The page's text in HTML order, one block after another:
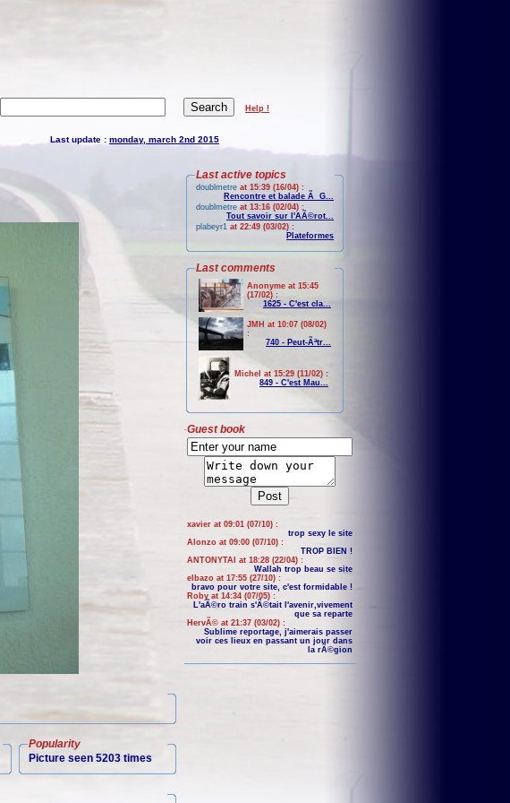
Help !
Last update : monday, march 2nd 2015
Popularity
Picture seen 5203 times
Last active topics
doublmetre at 15:39 (16/04) :
Rencontre et balade Ã G...
doublmetre at 13:16 (02/04) :
Tout savoir sur l'AÃ©rot...
plabeyr1 at 22:49 (03/02) :
Plateformes
Last comments
Anonyme at 15:45
(17/02) :
1625 - C'est cla...
JMH at 10:07 (08/02)
:
740 - Peut-Ãªtr...
Michel at 15:29 (11/02) :
849 - C'est Mau...
Guest book
xavier at 09:01 (07/10) :
trop sexy le site
Alonzo at 09:00 (07/10) :
TROP BIEN !
ANTONYTAI at 18:28 (22/04) :
Wallah trop beau se site
elbazo at 17:55 (27/10) :
bravo pour votre site, c'est formidable !
Roby at 14:34 (07/05) :
L'aÃ©ro train s'Ã©tait l'avenir,vivement
que sa reparte
HervÃ© at 21:37 (03/02) :
Sublime reportage, j'aimerais passer
voir ces lieux en passant un jour dans
la rÃ©gion